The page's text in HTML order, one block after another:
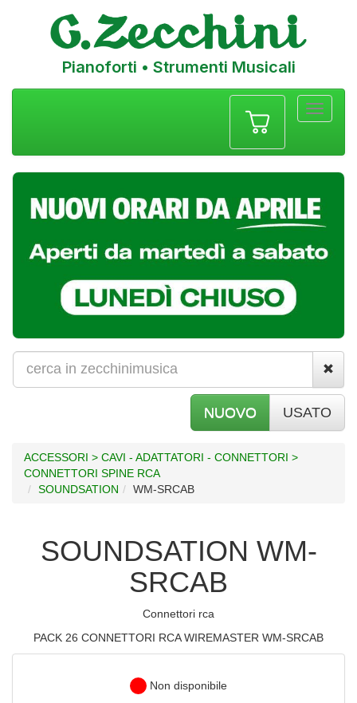
Pianoforti • Strumenti Musicali
NUOVO USATO
ACCESSORI > CAVI - ADATTATORI - CONNETTORI >
CONNETTORI SPINE RCA
SOUNDSATION
WM-SRCAB
SOUNDSATION WM-
SRCAB
Connettori rca
PACK 26 CONNETTORI RCA WIREMASTER WM-SRCAB
Non disponibile